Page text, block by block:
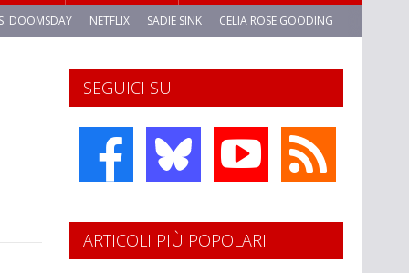
DOOMSDAY NETFLIX SADIE SINK CELIA ROSE GOODING
SEGUICI SU
ARTICOLI PIÙ POPOLARI